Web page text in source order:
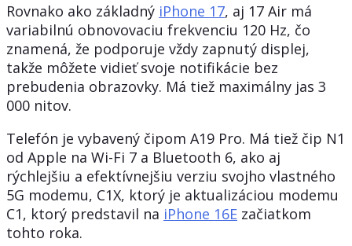
Rovnako ako základný iPhone 17, aj 17 Air má
variabilnú obnovovaciu frekvenciu 120 Hz, čo
znamená, že podporuje vždy zapnutý displej,
takže môžete vidieť svoje notifikácie bez
prebudenia obrazovky. Má tiež maximálny jas 3
000 nitov.
Telefón je vybavený čipom A19 Pro. Má tiež čip N1
od Apple na Wi-Fi 7 a Bluetooth 6, ako aj
rýchlejšiu a efektívnejšiu verziu svojho vlastného
5G modemu, C1X, ktorý je aktualizáciou modemu
C1, ktorý predstavil na iPhone 16E začiatkom
tohto roka.